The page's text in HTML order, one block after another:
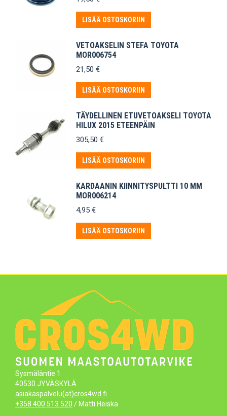
LISÄÄ OSTOSKORIIN
VETOAKSELIN STEFA TOYOTA
MOR006754
21,50 €
LISÄÄ OSTOSKORIIN
TÄYDELLINEN ETUVETOAKSELI TOYOTA
HILUX 2015 ETEENPÄIN
305,50 €
LISÄÄ OSTOSKORIIN
KARDAANIN KIINNITYSPULTTI 10 MM
MOR006214
4,95 €
LISÄÄ OSTOSKORIIN
Sysmäläntie 1
40530 JYVÄSKYLÄ
asiakaspalvelu(at)cros4wd.fi
+358 400 513 520 / Matti Heiska